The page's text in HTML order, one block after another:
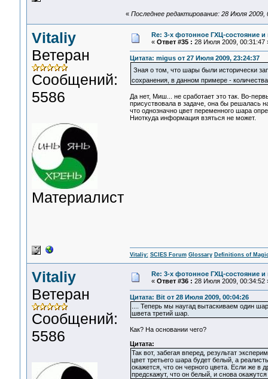
« Последнее редактирование: 28 Июля 2009,
Vitaliy
Ветеран
Сообщений:
5586
Материалист
Re: 3-x фотонное ГХЦ-состояние
« Ответ #35 : 28 Июля 2009, 00:31:47
Цитата: migus от 27 Июля 2009, 23:24:37
Зная о том, что шары были исторически
сохранения, в данном примере -
Да нет, Миш... не сработает это так. Во-
присуствовала в задаче, она бы решалась
что однозначно цвет переменного шара
Ниоткуда информация взяться не может.
Vitaliy: SCIES Forum Glossary Definitions of
Vitaliy
Ветеран
Сообщений:
5586
Re: 3-x фотонное ГХЦ-состояние
« Ответ #36 : 28 Июля 2009, 00:34:52
Цитата: Bit от 28 Июля 2009, 00:04:26
.... Теперь мы наугад вытаскиваем один
швета третий шар.
Как? На основании чего?
Цитата:
Так вот, забегая вперед, результат
цвет третьего шара будет белый, а
окажется, что он черного цвета. Если же в
предскажут, что он белый, и снова